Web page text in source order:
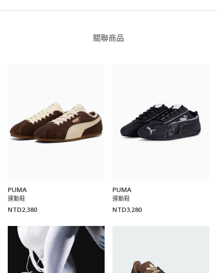
關聯商品
PUMA
運動鞋
NTD2,380
PUMA
運動鞋
NTD3,280